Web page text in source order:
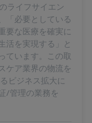
ライフサイエン
「必要としている
要な医療を確実に
活を実現する」と
ています。この取
ケア業界の物流を
ビジネス拡大に
/管理の業務を